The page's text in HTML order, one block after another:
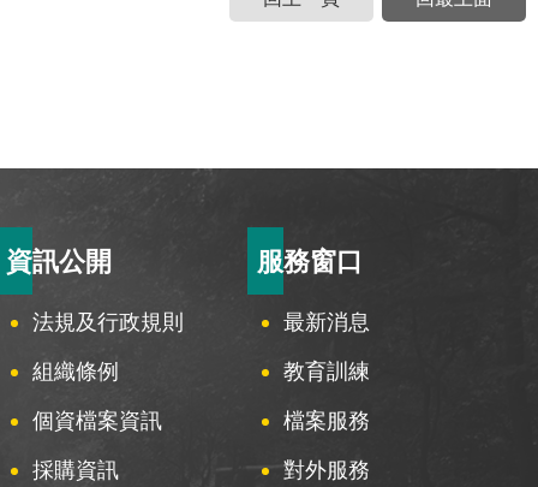
資訊公開
法規及行政規則
組織條例
個資檔案資訊
採購資訊
服務窗口
最新消息
教育訓練
檔案服務
對外服務